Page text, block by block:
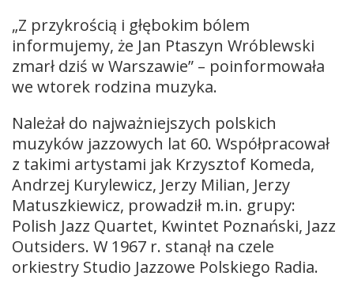
„Z przykrością i głębokim bólem
informujemy, że Jan Ptaszyn Wróblewski
zmarł dziś w Warszawie” – poinformowała
we wtorek rodzina muzyka.
Należał do najważniejszych polskich
muzyków jazzowych lat 60. Współpracował
z takimi artystami jak Krzysztof Komeda,
Andrzej Kurylewicz, Jerzy Milian, Jerzy
Matuszkiewicz, prowadził m.in. grupy:
Polish Jazz Quartet, Kwintet Poznański, Jazz
Outsiders. W 1967 r. stanął na czele
orkiestry Studio Jazzowe Polskiego Radia.